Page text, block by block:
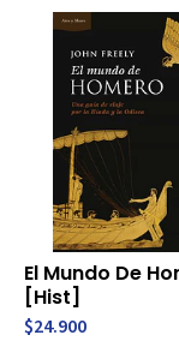
El Mundo De
[Hist]
$24.900